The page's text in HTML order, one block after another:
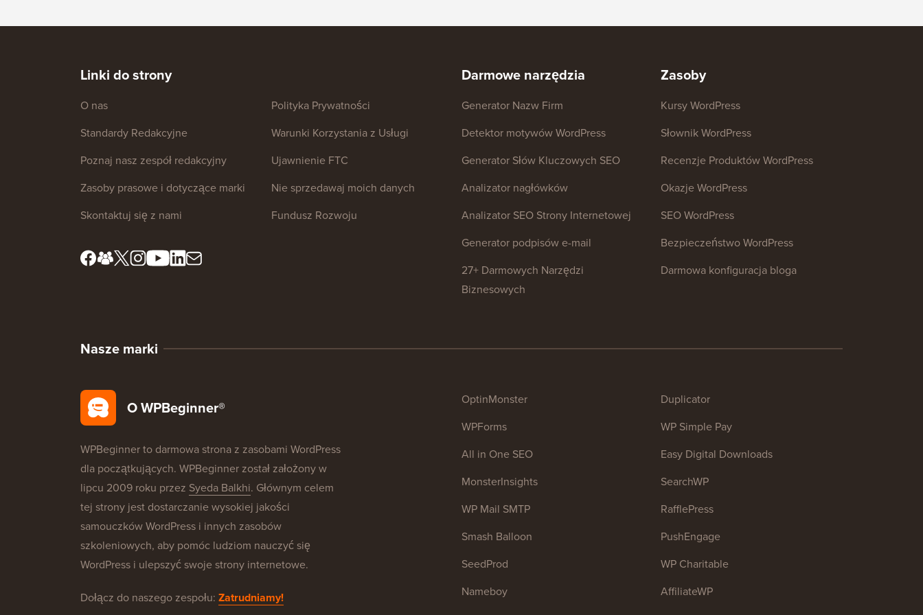
Linki do strony
O nas
Standardy Redakcyjne
Poznaj nasz zespół redakcyjny
Zasoby prasowe i dotyczące marki
Skontaktuj się z nami
Polityka Prywatności
Warunki Korzystania z Usługi
Ujawnienie FTC
Nie sprzedawaj moich danych
Fundusz Rozwoju
Darmowe narzędzia
Generator Nazw Firm
Detektor motywów WordPress
Generator Słów Kluczowych SEO
Analizator nagłówków
Analizator SEO Strony Internetowej
Generator podpisów e-mail
27+ Darmowych Narzędzi
Biznesowych
Zasoby
Kursy WordPress
Słownik WordPress
Recenzje Produktów WordPress
Okazje WordPress
SEO WordPress
Bezpieczeństwo WordPress
Darmowa konfiguracja bloga
Nasze marki
O WPBeginner®
WPBeginner to darmowa strona z zasobami WordPress
dla początkujących. WPBeginner został założony w
lipcu 2009 roku przez Syeda Balkhi. Głównym celem
tej strony jest dostarczanie wysokiej jakości
samouczków WordPress i innych zasobów
szkoleniowych, aby pomóc ludziom nauczyć się
WordPress i ulepszyć swoje strony internetowe.
Dołącz do naszego zespołu: Zatrudniamy!
OptinMonster
WPForms
All in One SEO
MonsterInsights
WP Mail SMTP
Smash Balloon
SeedProd
Nameboy
Duplicator
WP Simple Pay
Easy Digital Downloads
SearchWP
RafflePress
PushEngage
WP Charitable
AffiliateWP